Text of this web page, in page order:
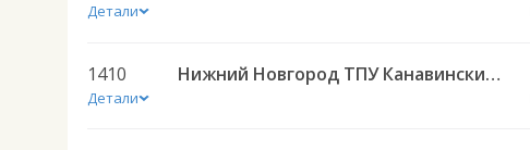
Детали
1410
Детали
Нижний Новгород ТПУ Канавинский — Саратов 1410